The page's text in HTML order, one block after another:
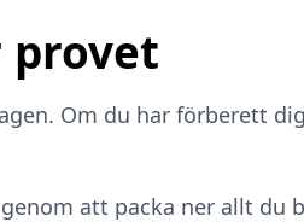
provet
Om du har förberett
att packa ner allt du